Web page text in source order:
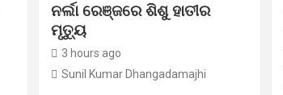
ନର୍ଲା ରେଞ୍ଜରେ ଶିଶୁ ହାତୀର
ମୃତ୍ୟୁ
3 hours ago
Sunil Kumar Dhangadamajhi